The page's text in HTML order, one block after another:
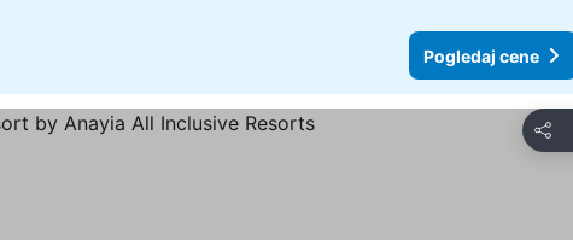
Pogledaj cene
Deli